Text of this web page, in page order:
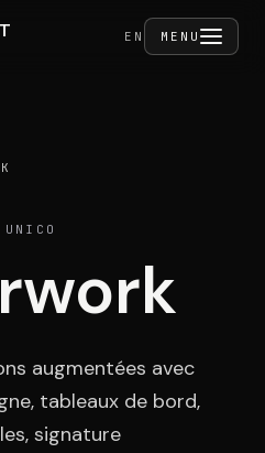
EN MENU
augmentées avec
tableaux de bord,
signature